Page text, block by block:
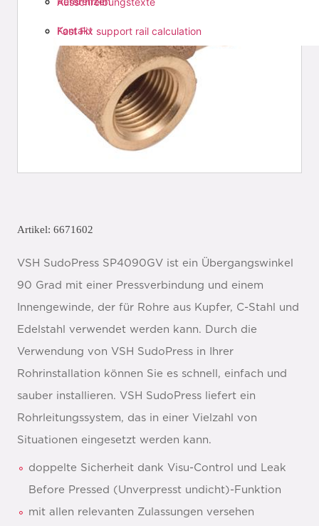
Fast Fix support rail calculation
Kontakt
Artikel: 6671602
VSH SudoPress SP4090GV ist ein Übergangswinkel
90 Grad mit einer Pressverbindung und einem
Innengewinde, der für Rohre aus Kupfer, C-Stahl und
Edelstahl verwendet werden kann. Durch die
Verwendung von VSH SudoPress in Ihrer
Rohrinstallation können Sie es schnell, einfach und
sauber installieren. VSH SudoPress liefert ein
Rohrleitungssystem, das in einer Vielzahl von
Situationen eingesetzt werden kann.
doppelte Sicherheit dank Visu-Control und Leak
Before Pressed (Unverpresst undicht)-Funktion
mit allen relevanten Zulassungen versehen